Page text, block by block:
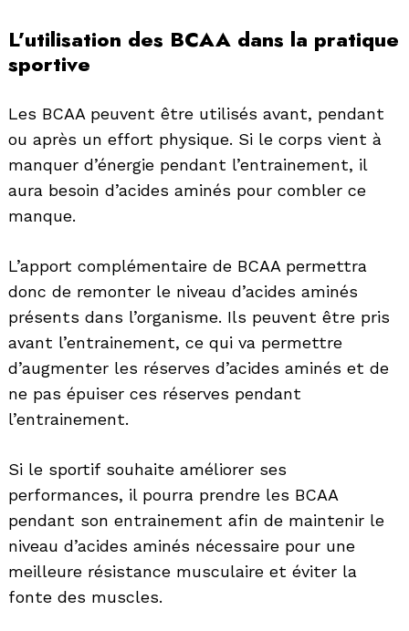
L’utilisation des BCAA dans la pratique
sportive
Les BCAA peuvent être utilisés avant, pendant
ou après un effort physique. Si le corps vient à
manquer d’énergie pendant l’entrainement, il
aura besoin d’acides aminés pour combler ce
manque.
L’apport complémentaire de BCAA permettra
donc de remonter le niveau d’acides aminés
présents dans l’organisme. Ils peuvent être pris
avant l’entrainement, ce qui va permettre
d’augmenter les réserves d’acides aminés et de
ne pas épuiser ces réserves pendant
l’entrainement.
Si le sportif souhaite améliorer ses
performances, il pourra prendre les BCAA
pendant son entrainement afin de maintenir le
niveau d’acides aminés nécessaire pour une
meilleure résistance musculaire et éviter la
fonte des muscles.
Search
for: